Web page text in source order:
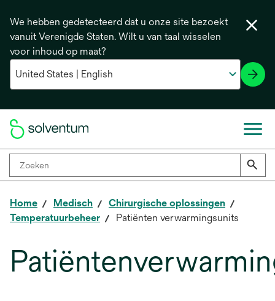
We hebben gedetecteerd dat u onze site bezoekt
vanuit Verenigde Staten. Wilt u van taal wisselen
voor inhoud op maat?
Home Medisch
Chirurgische oplossingen
Temperatuurbeheer
Patiënten verwarmingsunits